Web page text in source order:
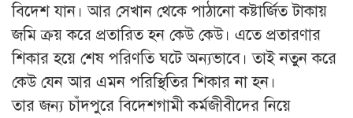
বিদেশ যান। আর সেখান থেকে পাঠানো কষ্টার্জিত টাকায়
জমি ক্রয় করে প্রতারিত হন কেউ কেউ। এতে প্রতারণার
শিকার হয়ে শেষ পরিণতি ঘটে অন্যভাবে। তাই নতুন করে
কেউ যেন আর এমন পরিস্থিতির শিকার না হন।
তার জন্য চাঁদপুরে বিদেশগামী কর্মজীবীদের নিয়ে